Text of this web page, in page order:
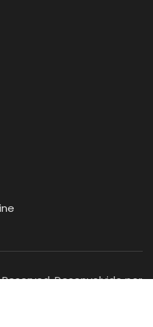
Desenvolvido por